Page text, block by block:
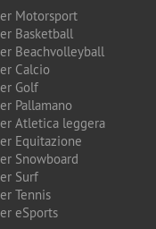
Motorsport
Basketball
Beachvolleyball
Calcio
Golf
Pallamano
Atletica leggera
Equitazione
Snowboard
Surf
Tennis
eSports